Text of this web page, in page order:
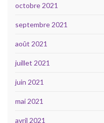
octobre 2021
septembre 2021
août 2021
juillet 2021
juin 2021
mai 2021
avril 2021